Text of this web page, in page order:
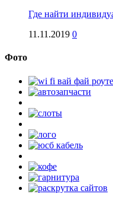
Где найти
11.11.2019 0
Фото